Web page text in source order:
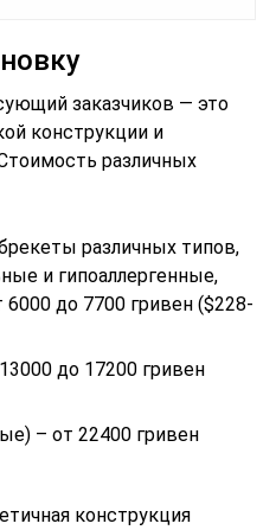
заказчиков — это
конструкции и
различных
различных типов,
и гипоаллергенные,
6000 до 7700 гривен ($228-
до 17200 гривен
– от 22400 гривен
конструкция